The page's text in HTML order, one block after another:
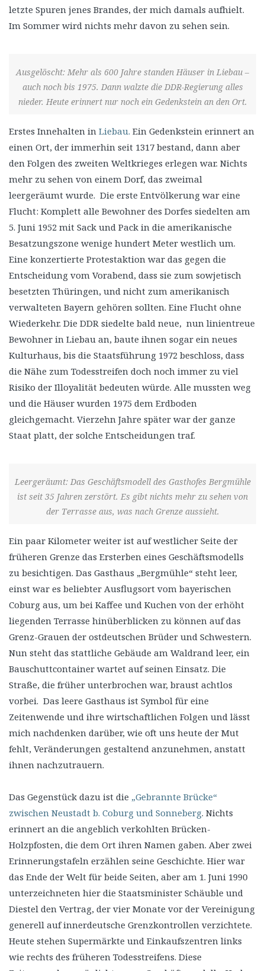
letzte Spuren jenes Brandes, der mich damals aufhielt.
Im Sommer wird nichts mehr davon zu sehen sein.
Ausgelöscht: Mehr als 600 Jahre standen Häuser in Liebau –
auch noch bis 1975. Dann walzte die DDR-Regierung alles
nieder. Heute erinnert nur noch ein Gedenkstein an den Ort.
Erstes Innehalten in Liebau. Ein Gedenkstein erinnert an
einen Ort, der immerhin seit 1317 bestand, dann aber
den Folgen des zweiten Weltkrieges erlegen war. Nichts
mehr zu sehen von einem Dorf, das zweimal
leergeräumt wurde. Die erste Entvölkerung war eine
Flucht: Komplett alle Bewohner des Dorfes siedelten am
5. Juni 1952 mit Sack und Pack in die amerikanische
Besatzungszone wenige hundert Meter westlich um.
Eine konzertierte Protestaktion war das gegen die
Entscheidung vom Vorabend, dass sie zum sowjetisch
besetzten Thüringen, und nicht zum amerikanisch
verwalteten Bayern gehören sollten. Eine Flucht ohne
Wiederkehr. Die DDR siedelte bald neue, nun linientreue
Bewohner in Liebau an, baute ihnen sogar ein neues
Kulturhaus, bis die Staatsführung 1972 beschloss, dass
die Nähe zum Todesstreifen doch noch immer zu viel
Risiko der Illoyalität bedeuten würde. Alle mussten weg
und die Häuser wurden 1975 dem Erdboden
gleichgemacht. Vierzehn Jahre später war der ganze
Staat platt, der solche Entscheidungen traf.
Leergeräumt: Das Geschäftsmodell des Gasthofes Bergmühle
ist seit 35 Jahren zerstört. Es gibt nichts mehr zu sehen von
der Terrasse aus, was nach Grenze aussieht.
Ein paar Kilometer weiter ist auf westlicher Seite der
früheren Grenze das Ersterben eines Geschäftsmodells
zu besichtigen. Das Gasthaus „Bergmühle“ steht leer,
einst war es beliebter Ausflugsort vom bayerischen
Coburg aus, um bei Kaffee und Kuchen von der erhöht
liegenden Terrasse hinüberblicken zu können auf das
Grenz-Grauen der ostdeutschen Brüder und Schwestern.
Nun steht das stattliche Gebäude am Waldrand leer, ein
Bauschuttcontainer wartet auf seinen Einsatz. Die
Straße, die früher unterbrochen war, braust achtlos
vorbei. Das leere Gasthaus ist Symbol für eine
Zeitenwende und ihre wirtschaftlichen Folgen und lässt
mich nachdenken darüber, wie oft uns heute der Mut
fehlt, Veränderungen gestaltend anzunehmen, anstatt
ihnen nachzutrauern.
Das Gegenstück dazu ist die „Gebrannte Brücke“
zwischen Neustadt b. Coburg und Sonneberg. Nichts
erinnert an die angeblich verkohlten Brücken-
Holzpfosten, die dem Ort ihren Namen gaben. Aber zwei
Erinnerungstafeln erzählen seine Geschichte. Hier war
das Ende der Welt für beide Seiten, aber am 1. Juni 1990
unterzeichneten hier die Staatsminister Schäuble und
Diestel den Vertrag, der vier Monate vor der Vereinigung
generell auf innerdeutsche Grenzkontrollen verzichtete.
Heute stehen Supermärkte und Einkaufszentren links
wie rechts des früheren Todesstreifens. Diese